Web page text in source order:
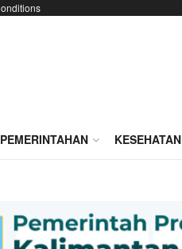
PEMERINTAHAN KESEHATAN